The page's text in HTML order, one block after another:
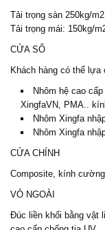
Tải trọng sàn 250kg/m2.
Tải trọng mái: 150kg/
CỬA SỔ
Khách hàng có thể
Nhôm hệ cao
XingfaVN, PMA..
Nhôm Xingfa
Nhôm Xingfa
CỬA CHÍNH
Composite, kính
VỎ NGOÀI
Đúc liền khối bằng vật